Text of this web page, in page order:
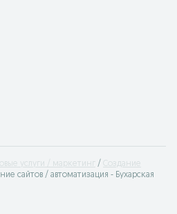
услуги / маркетинг
Создание
сайтов / автоматизация - Бухарская